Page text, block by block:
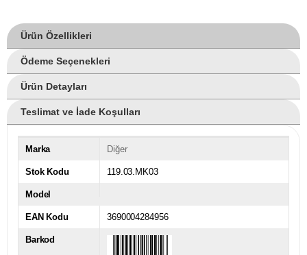
Ürün Özellikleri
Ödeme Seçenekleri
Ürün Detayları
Teslimat ve İade Koşulları
Marka Diğer
Stok Kodu 119.03.MK03
Model
EAN Kodu 3690004284956
Barkod